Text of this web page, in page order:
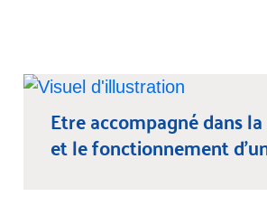
Etre accompagné dans
et le fonctionnement